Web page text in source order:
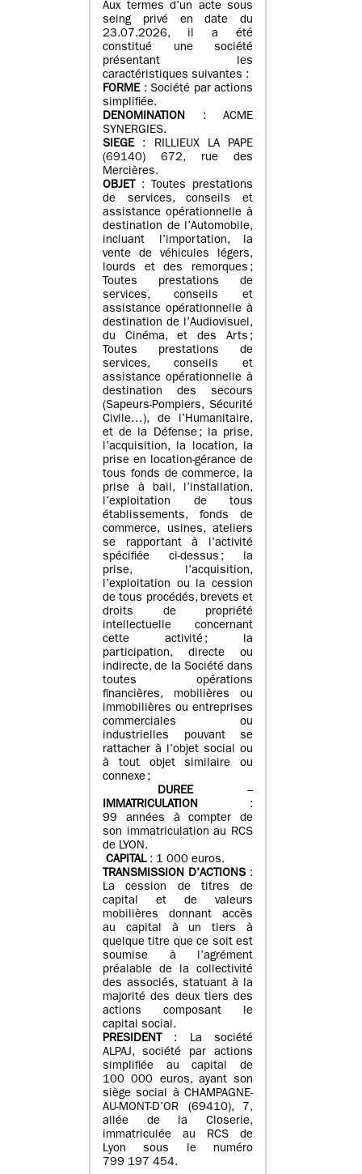
Aux termes d’un acte sous
seing privé en date du
23.07.2026, il a été
constitué une société
présentant les
caractéristiques suivantes :
FORME: Société par actions
simplifiée.
DENOMINATION : ACME
SYNERGIES.
SIEGE: RILLIEUX LA PAPE
(69140) 672, rue des
Mercières.
OBJET
: Toutes prestations
de services, conseils et
assistance opérationnelle à
destination de l’Automobile,
incluant l’importation, la
vente de véhicules légers,
lourds et des remorques ;
Toutes prestations de
services, conseils et
assistance opérationnelle à
destination de l’Audiovisuel,
du Cinéma, et des Arts ;
Toutes prestations de
services, conseils et
assistance opérationnelle à
destination des secours
(Sapeurs-Pompiers, Sécurité
Civile…), de l’Humanitaire,
et de la Défense ; la prise,
l’acquisition, la location, la
prise en location-gérance de
tous fonds de commerce, la
prise à bail, l’installation,
l’exploitation de tous
établissements, fonds de
commerce, usines, ateliers
se rapportant à l’activité
spécifiée ci-dessus ; la
prise, l’acquisition,
l’exploitation ou la cession
de tous procédés, brevets et
droits de propriété
intellectuelle concernant
cette activité ; la
participation, directe ou
indirecte, de la Société dans
toutes opérations
financières, mobilières ou
immobilières ou entreprises
commerciales ou
industrielles pouvant se
rattacher à l’objet social ou
à tout objet similaire ou
connexe ;
DUREE–
IMMATRICULATION :
99 années à compter de
son immatriculation au RCS
de LYON.
CAPITAL: 1 000 euros.
TRANSMISSION D’ACTIONS :
La cession de titres de
capital et de valeurs
mobilières donnant accès
au capital à un tiers à
quelque titre que ce soit est
soumise à l’agrément
préalable de la collectivité
des associés, statuant à la
majorité des deux tiers des
actions composant le
capital social.
PRESIDENT
: La société
ALPAJ, société par actions
simplifiée au capital de
100 000 euros, ayant son
siège social à CHAMPAGNE-
AU-MONT-D’OR (69410), 7,
allée de la Closerie,
immatriculée au RCS de
Lyon sous le numéro
799 197 454.